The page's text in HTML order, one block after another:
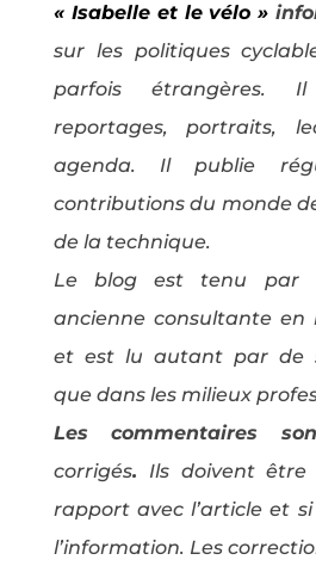
« Isabelle et le vélo »
sur les politiques
parfois étrangères.
reportages, portraits,
agenda. Il publie
contributions du monde
de la technique.
Le blog est tenu par
ancienne consultante en
et est lu autant par de
que dans les milieux
Les commentaires
corrigés. Ils doivent être
rapport avec l’article et
l’information. Les